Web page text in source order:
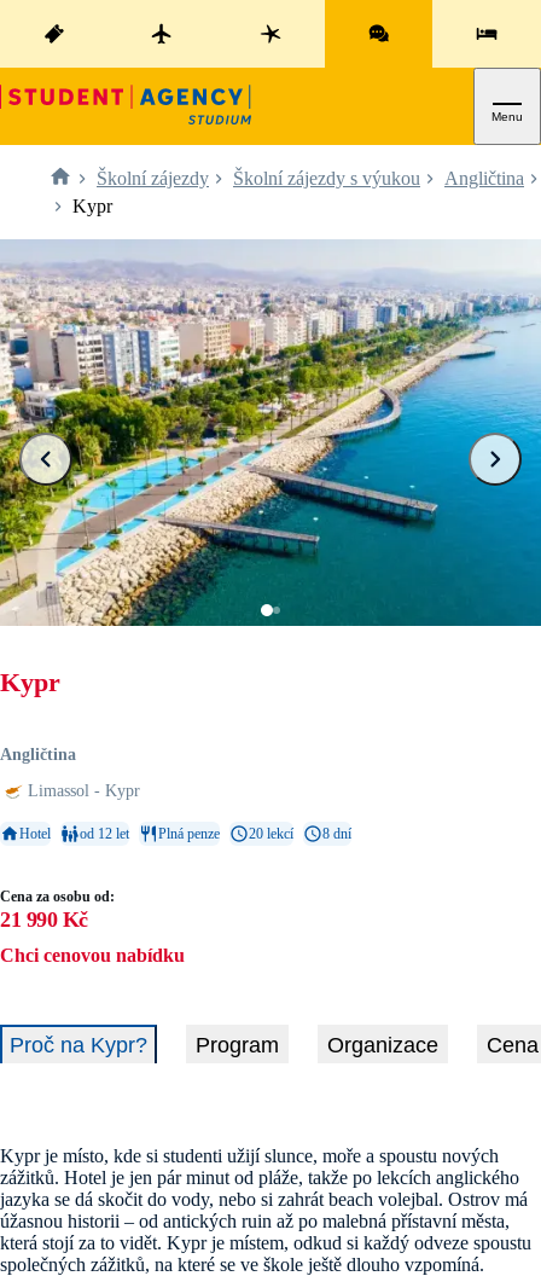
Menu
Školní zájezdy Školní zájezdy s výukou
Angličtina
Kypr
Kypr
Angličtina
Limassol - Kypr
Hotel od 12 let Plná penze 20 lekcí 8 dní
Cena za osobu od:
21 990 Kč
Chci cenovou nabídku
Proč na Kypr? Program Organizace Cena
Kypr je místo, kde si studenti užijí slunce, moře a spoustu nových
zážitků. Hotel je jen pár minut od pláže, takže po lekcích anglického
jazyka se dá skočit do vody, nebo si zahrát beach volejbal. Ostrov má
úžasnou historii – od antických ruin až po malebná přístavní města,
která stojí za to vidět. Kypr je místem, odkud si každý odveze spoustu
společných zážitků, na které se ve škole ještě dlouho vzpomíná.